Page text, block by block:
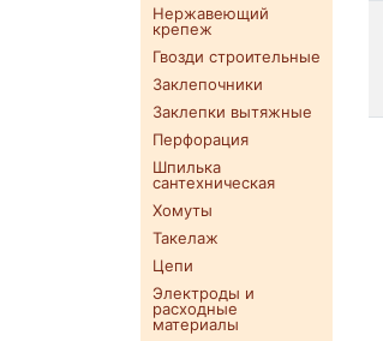
Нержавеющий
крепеж
Гвозди строительные
Заклепочники
Заклепки вытяжные
Перфорация
Шпилька
сантехническая
Хомуты
Такелаж
Цепи
Электроды и
расходные
материалы